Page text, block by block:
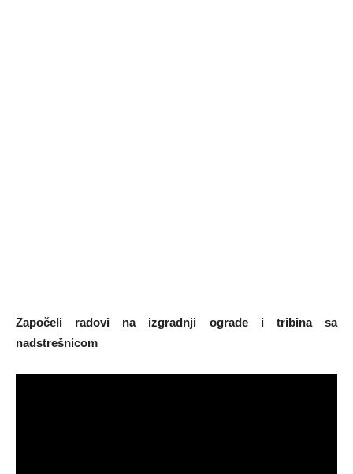
Započeli radovi na izgradnji ograde i tribina sa
nadstrešnicom